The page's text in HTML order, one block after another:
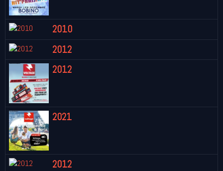
2010
2012
2012
2021
2012